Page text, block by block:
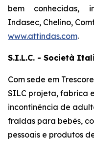
bem conhecidas,
Indasec, Chelino,
www.attindas.com.
S.I.L.C. - Società
Com sede em
SILC projeta, fabrica
incontinência de
fraldas para bebês,
pessoais e produtos